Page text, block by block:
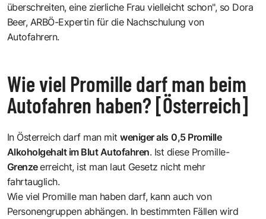
überschreiten, eine zierliche Frau vielleicht schon", so Dora
Beer, ARBÖ-Expertin für die Nachschulung von
Autofahrern.
Wie viel Promille darf man beim
Autofahren haben? [Österreich]
In Österreich darf man mitweniger als 0,5 Promille
Alkoholgehalt im Blut Autofahren. Ist diese Promille-
Grenzeerreicht, ist man laut Gesetz nicht mehr
fahrtauglich.
Wie viel Promille man haben darf, kann auch von
Personengruppen abhängen. In bestimmten Fällen wird